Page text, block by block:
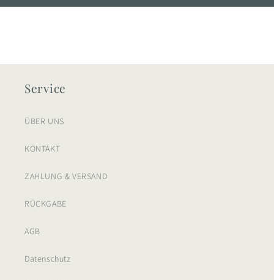
Service
ÜBER UNS
KONTAKT
ZAHLUNG & VERSAND
RÜCKGABE
AGB
Datenschutz